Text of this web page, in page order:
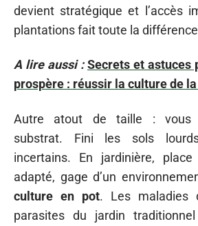
devient stratégique et l’accès
plantations fait toute la
A lire aussi : Secrets et astuces
prospère : réussir la culture de
Autre atout de taille : vous
substrat. Fini les sols
incertains. En jardinière,
adapté, gage d’un
culture en pot. Les maladies
parasites du jardin